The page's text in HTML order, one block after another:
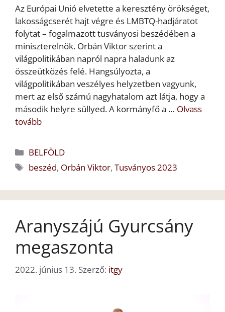
Az Európai Unió elvetette a keresztény örökséget,
lakosságcserét hajt végre és LMBTQ-hadjáratot
folytat – fogalmazott tusványosi beszédében a
miniszterelnök. Orbán Viktor szerint a
világpolitikában napról napra haladunk az
összeütközés felé. Hangsúlyozta, a
világpolitikában veszélyes helyzetben vagyunk,
mert az első számú nagyhatalom azt látja, hogy a
második helyre süllyed. A kormányfő a … Olvass
tovább
Kategória
BELFÖLD
Címkék
beszéd, Orbán Viktor,Tusványos 2023
Aranyszájú Gyurcsány
megaszonta
2022. június 13. Szerző: itgy